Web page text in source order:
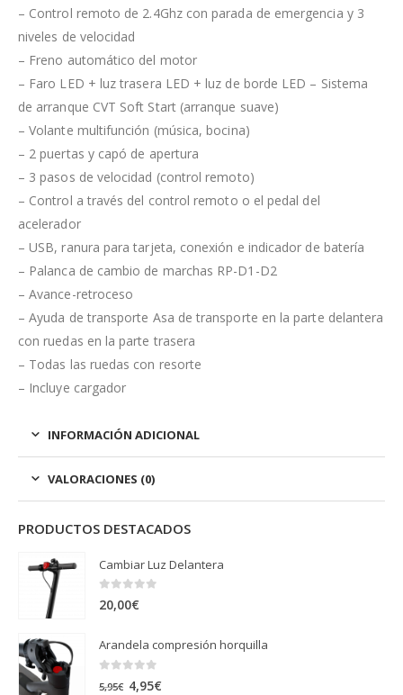
– Control remoto de 2.4Ghz con parada de emergencia y 3
niveles de velocidad
– Freno automático del motor
– Faro LED + luz trasera LED + luz de borde LED – Sistema
de arranque CVT Soft Start (arranque suave)
– Volante multifunción (música, bocina)
– 2 puertas y capó de apertura
– 3 pasos de velocidad (control remoto)
– Control a través del control remoto o el pedal del
acelerador
– USB, ranura para tarjeta, conexión e indicador de batería
– Palanca de cambio de marchas RP-D1-D2
– Avance-retroceso
– Ayuda de transporte Asa de transporte en la parte delantera
con ruedas en la parte trasera
– Todas las ruedas con resorte
– Incluye cargador
INFORMACIÓN ADICIONAL
VALORACIONES (0)
PRODUCTOS DESTACADOS
Cambiar Luz Delantera
0 out of 5
20,00€
Arandela compresión horquilla
out of 5
5,95€ El
4,95€